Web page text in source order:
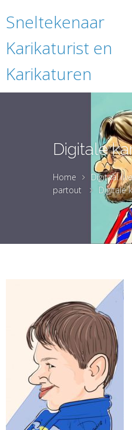
Sneltekenaar
Karikaturist en
Karikaturen
Digitale
Home
Digitaal
partout
Digitale